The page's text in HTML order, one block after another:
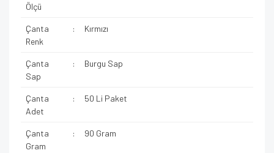
Ölçü
Çanta
Renk
: Kırmızı
Çanta
Sap
: Burgu Sap
Çanta
Adet
: 50 Li Paket
Çanta
Gram
: 90 Gram